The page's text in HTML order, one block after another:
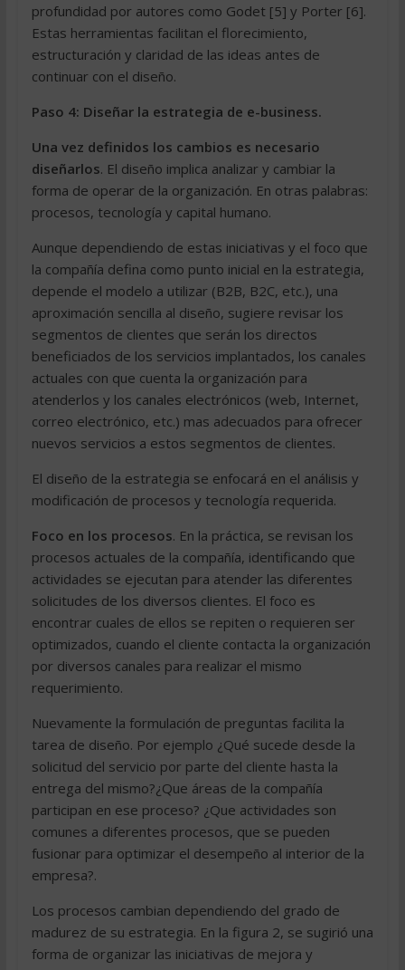
profundidad por autores como Godet [5] y Porter [6].
Estas herramientas facilitan el florecimiento,
estructuración y claridad de las ideas antes de
continuar con el diseño.
Paso 4: Diseñar la estrategia de e-business.
Una vez definidos los cambios es necesario
diseñarlos. El diseño implica analizar y cambiar la
forma de operar de la organización. En otras palabras:
procesos, tecnología y capital humano.
Aunque dependiendo de estas iniciativas y el foco que
la compañía defina como punto inicial en la estrategia,
depende el modelo a utilizar (B2B, B2C, etc.), una
aproximación sencilla al diseño, sugiere revisar los
segmentos de clientes que serán los directos
beneficiados de los servicios implantados, los canales
actuales con que cuenta la organización para
atenderlos y los canales electrónicos (web, Internet,
correo electrónico, etc.) mas adecuados para ofrecer
nuevos servicios a estos segmentos de clientes.
El diseño de la estrategia se enfocará en el análisis y
modificación de procesos y tecnología requerida.
Foco en los procesos. En la práctica, se revisan los
procesos actuales de la compañía, identificando que
actividades se ejecutan para atender las diferentes
solicitudes de los diversos clientes. El foco es
encontrar cuales de ellos se repiten o requieren ser
optimizados, cuando el cliente contacta la organización
por diversos canales para realizar el mismo
requerimiento.
Nuevamente la formulación de preguntas facilita la
tarea de diseño. Por ejemplo ¿Qué sucede desde la
solicitud del servicio por parte del cliente hasta la
entrega del mismo?¿Que áreas de la compañía
participan en ese proceso? ¿Que actividades son
comunes a diferentes procesos, que se pueden
fusionar para optimizar el desempeño al interior de la
empresa?.
Los procesos cambian dependiendo del grado de
madurez de su estrategia. En la figura 2, se sugirió una
forma de organizar las iniciativas de mejora y